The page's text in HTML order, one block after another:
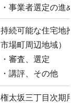
・事業者選定の進
持続可能な住宅地
市場町周辺地域）
・審査、選定
・講評、その他
権太坂三丁目次期